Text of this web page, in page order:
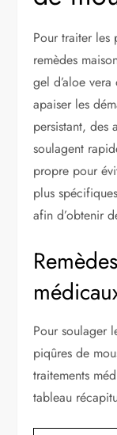
Pour traiter les
remèdes
gel d’aloe
apaiser les
persistant, des
soulagent
propre pour
plus
afin d’obtenir
Pour soulager
piqûres de
traitements
tableau